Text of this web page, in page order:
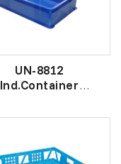
UN-8812
Ind.Container